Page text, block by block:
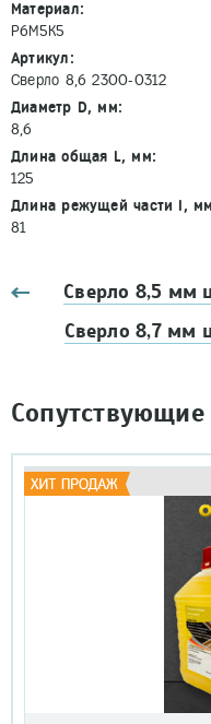
Материал:
Р6М5К5
Артикул:
Сверло 8,6 2300-0312
Диаметр D, мм:
8,6
Длина общая L, мм:
125
Длина режущей части l,
81
Сверло 8,5 мм
Сверло 8,7 мм